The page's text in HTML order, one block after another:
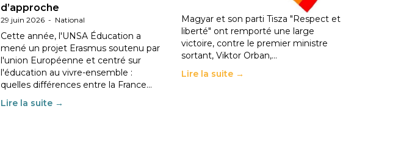
d’approche
29 juin 2026 - National
Cette année, l'UNSA Éducation a
mené un projet Erasmus soutenu par
l'union Européenne et centré sur
l'éducation au vivre-ensemble :
quelles différences entre la France…
Lire la suite →
En Hongrie, le conservateur Peter
Magyar et son parti Tisza "Respect et
liberté" ont remporté une large
victoire, contre le premier ministre
sortant, Viktor Orban,…
Lire la suite →